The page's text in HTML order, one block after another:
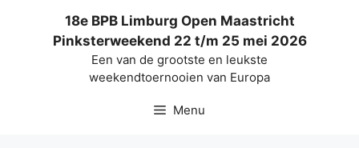
18e BPB Limburg Open Maastricht
Pinksterweekend 22 t/m 25 mei 2026
Een van de grootste en leukste
weekendtoernooien van Europa
Menu